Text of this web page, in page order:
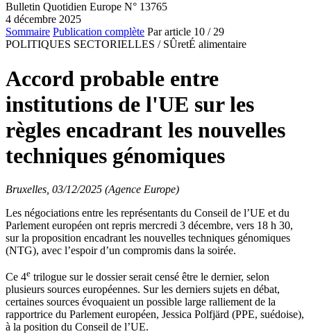
Bulletin Quotidien Europe N° 13765
4 décembre 2025
Sommaire Publication complète Par article 10 / 29
POLITIQUES SECTORIELLES / SÛretÉ alimentaire
Accord probable entre
institutions de l'UE sur les
règles encadrant les nouvelles
techniques génomiques
Bruxelles, 03/12/2025 (Agence Europe)
Les négociations entre les représentants du Conseil de l’UE et du
Parlement européen ont repris mercredi 3 décembre, vers 18 h 30,
sur la proposition encadrant les nouvelles techniques génomiques
(NTG), avec l’espoir d’un compromis dans la soirée.
Ce 4e trilogue sur le dossier serait censé être le dernier, selon
plusieurs sources européennes. Sur les derniers sujets en débat,
certaines sources évoquaient un possible large ralliement de la
rapportrice du Parlement européen, Jessica Polfjärd (PPE, suédoise),
à la position du Conseil de l’UE.